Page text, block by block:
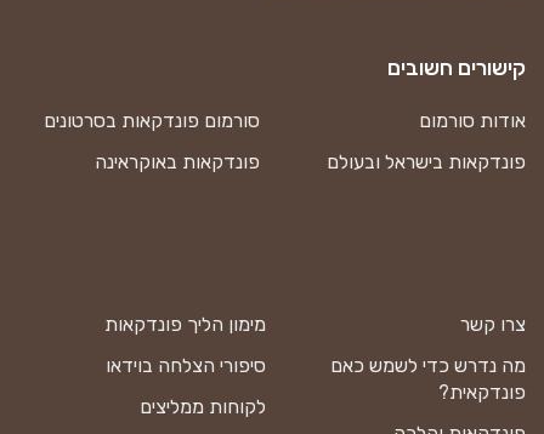
צרו קשר
מה נדרש כדי לשמש כאם
פונדקאית?
מימון הליך פונדקאות
סיפורי הצלחה בוידאו
לקוחות ממליצים
קישורים חשובים
אודות סורמום
סורמום פונדקאות בסרטונים
פונדקאות בישראל ובעולם
פונדקאות באוקראינה